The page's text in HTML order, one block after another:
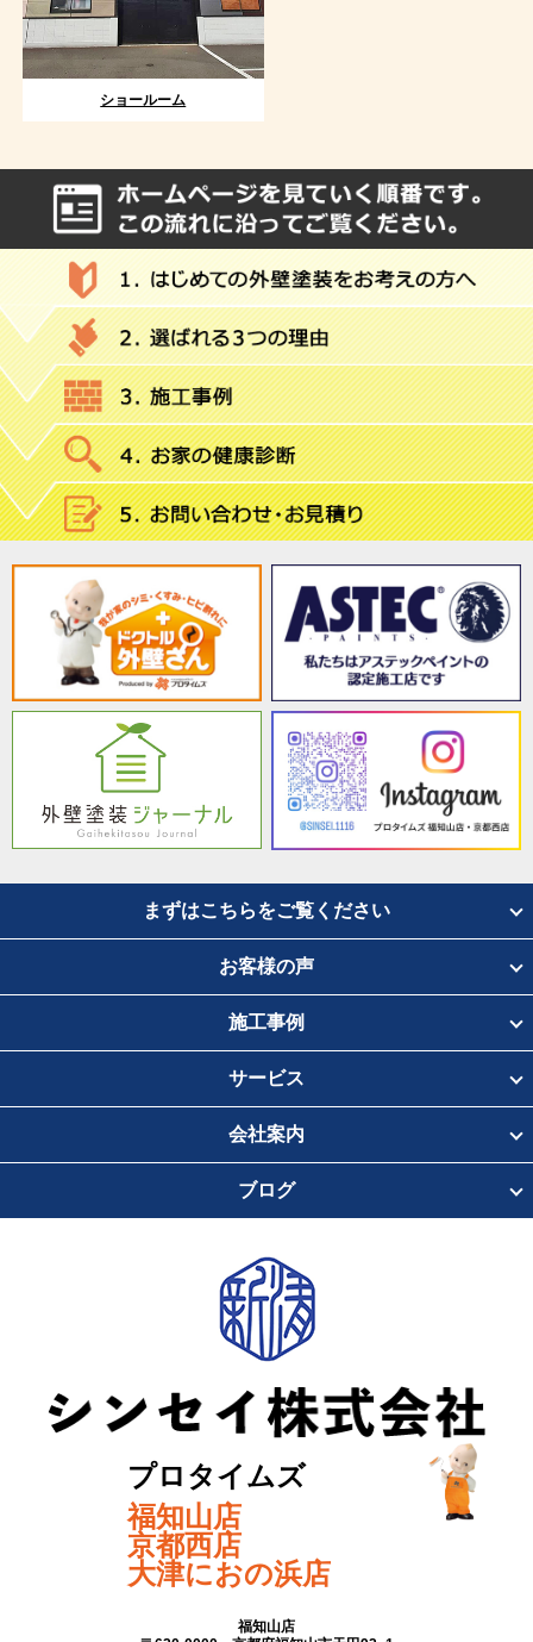
ショールーム
まずはこちらをご覧ください
お客様の声
施工事例
サービス
会社案内
ブログ
プロタイムズ
福知山店
京都西店
大津におの浜店
福知山店